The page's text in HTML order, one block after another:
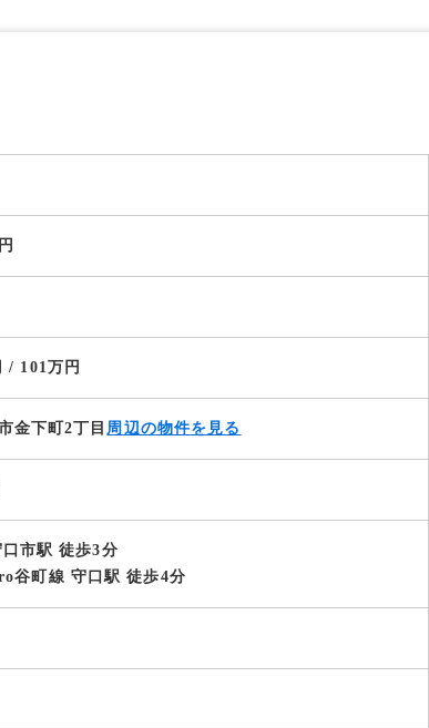
/ 101万円
金下町2丁目 周辺の物件を見る
市駅 徒歩3分
谷町線 守口駅 徒歩4分